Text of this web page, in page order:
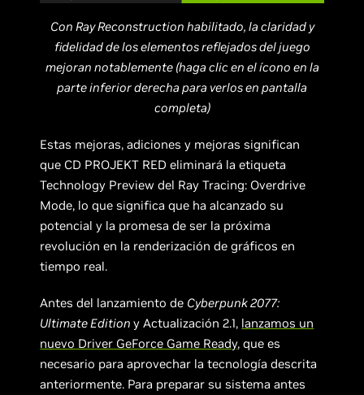
Con Ray Reconstruction habilitado, la claridad y
fidelidad de los elementos reflejados del juego
mejoran notablemente (haga clic en el ícono en la
parte inferior derecha para verlos en pantalla
completa)
Estas mejoras, adiciones y mejoras significan
que CD PROJEKT RED eliminará la etiqueta
Technology Preview del Ray Tracing: Overdrive
Mode, lo que significa que ha alcanzado su
potencial y la promesa de ser la próxima
revolución en la renderización de gráficos en
tiempo real.
Antes del lanzamiento de Cyberpunk 2077:
Ultimate Editiony Actualización 2.1, lanzamos un
nuevo Driver GeForce Game Ready, que es
necesario para aprovechar la tecnología descrita
anteriormente. Para preparar su sistema antes